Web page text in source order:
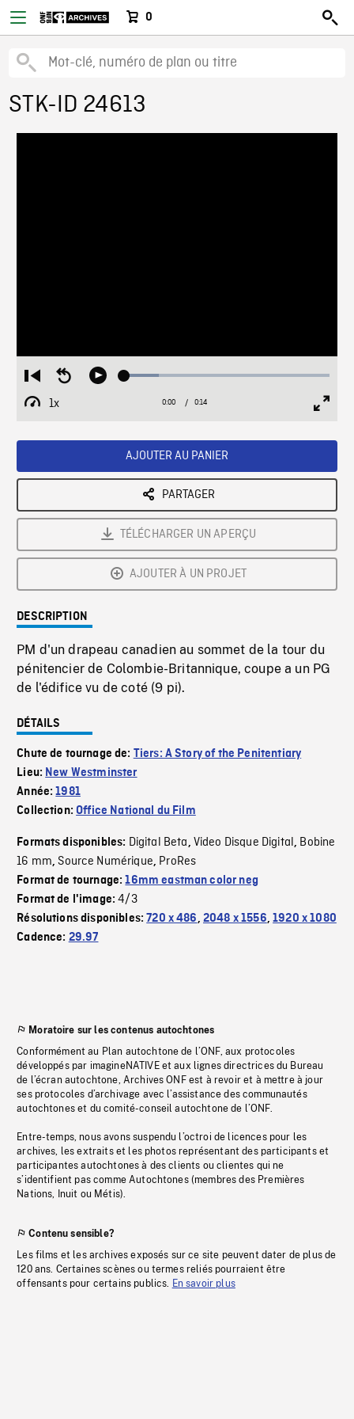
0
STK-ID 24613
Restart
from
beginning
Seek
Play Loaded:
1x
Playback
Current
0:00 / Duration
0:14
AJOUTER AU PANIER
PARTAGER
TÉLÉCHARGER UN APERÇU
AJOUTER À UN PROJET
DESCRIPTION
PM d'un drapeau canadien au sommet de la tour du
pénitencier de Colombie-Britannique, coupe a un PG
de l'édifice vu de coté (9 pi).
DÉTAILS
Chute de tournage de: Tiers: A Story of the Penitentiary
Lieu: New Westminster
Année:1981
Collection:Office National du Film
Formats disponibles: Digital Beta, Video Disque Digital, Bobine
16 mm,Source Numérique, ProRes
Format de tournage:16mm eastman color neg
Format de l'image:4/3
Résolutions disponibles:720 x 486, 2048 x 1556,1920 x 1080
Cadence: 29.97
Moratoire sur les contenus autochtones
Conformément au Plan autochtone de l’ONF, aux protocoles
développés par imagineNATIVE et aux lignes directrices du Bureau
de l’écran autochtone, Archives ONF est à revoir et à mettre à jour
ses protocoles d’archivage avec l’assistance des communautés
autochtones et du comité-conseil autochtone de l’ONF.
Entre-temps, nous avons suspendu l’octroi de licences pour les
archives, les extraits et les photos représentant des participants et
participantes autochtones à des clients ou clientes qui ne
s’identifient pas comme Autochtones (membres des Premières
Nations, Inuit ou Métis).
Contenu sensible?
Les films et les archives exposés sur ce site peuvent dater de plus de
120 ans. Certaines scènes ou termes reliés pourraient être
offensants pour certains publics. En savoir plus